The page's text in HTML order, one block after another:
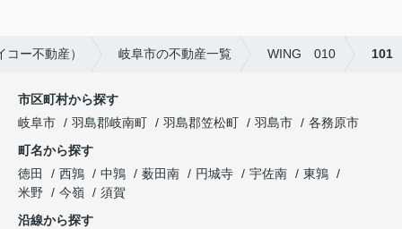
ー不動産） 岐阜市の不動産一覧 WING 010 101
市区町村から探す
岐阜市
羽島郡岐南町 羽島郡笠松町 羽島市
各務原市
町名から探す
徳田
西鶉 中鶉 薮田南 円城寺 宇佐南
東鶉
米野
今嶺
須賀
沿線から探す